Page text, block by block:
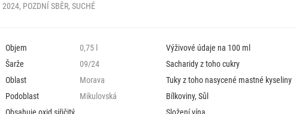
2024, POZDNÍ SBĚR, SUCHÉ
Objem
0,75 l
Šarže
09/24
Oblast
Morava
Podoblast
Mikulovská
Výživové údaje na 100 ml
Sacharidy z toho cukry
Tuky z toho nasycené mastné kyseliny
Bílkoviny, Sůl